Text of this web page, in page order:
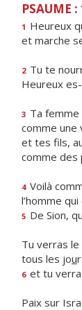
PSAUME :
1 Heureux
et marche
2 Tu te
Heureux
3 Ta femme
comme une
et tes fils,
comme des
4 Voilà
l’homme qui
5 De Sion,
Tu verras le
tous les jou
6 et tu
Paix sur